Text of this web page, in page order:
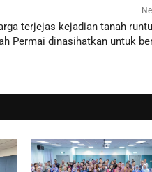
terjejas kejadian tanah
Permai dinasihatkan untuk